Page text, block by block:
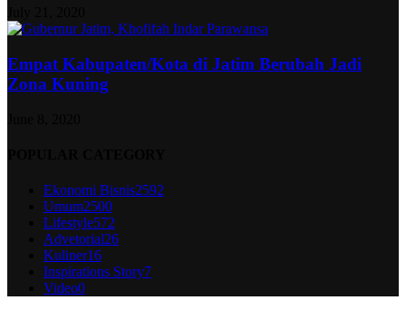
Empat Kabupaten/Kota di Jatim Berubah Jadi
Zona Kuning
Ekonomi Bisnis2592
Umum2500
Lifestyle572
Advetorial26
Kuliner16
Inspirations Story7
Video0